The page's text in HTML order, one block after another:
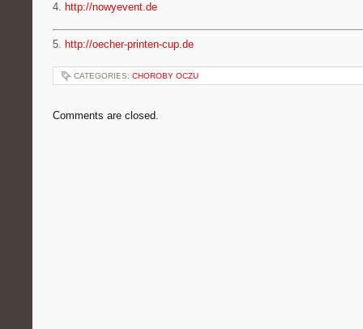
4. http://nowyevent.de
5. http://oecher-printen-cup.de
CATEGORIES: CHOROBY OCZU
Comments are closed.